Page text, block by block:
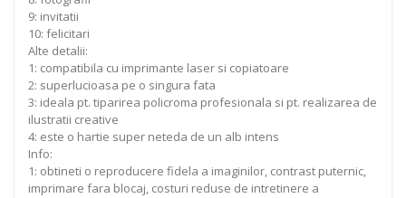
9: invitatii
10: felicitari
Alte detalii:
1: compatibila cu imprimante laser si copiatoare
2: superlucioasa pe o singura fata
3: ideala pt. tiparirea policroma profesionala si pt. realizarea de
ilustratii creative
4: este o hartie super neteda de un alb intens
Info:
1: obtineti o reproducere fidela a imaginilor, contrast puternic,
imprimare fara blocaj, costuri reduse de intretinere a